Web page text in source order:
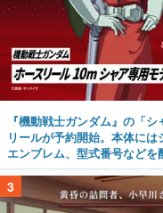
『機動戦士ガンダム』の「
リールが予約開始。本体に
エンブレム、型式番号などを
3